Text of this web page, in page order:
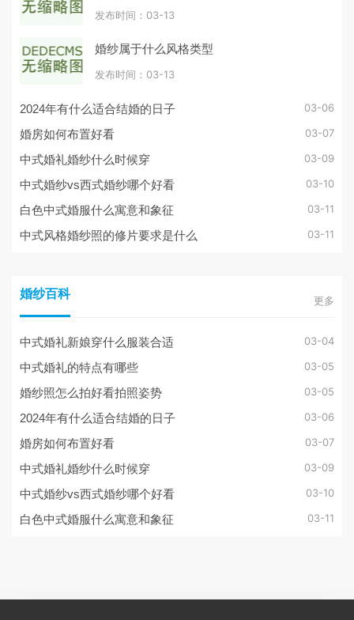
发布时间：03-13
婚纱属于什么风格类型
发布时间：03-13
2024年有什么适合结婚的日子 03-06
婚房如何布置好看 03-07
中式婚礼婚纱什么时候穿 03-09
中式婚纱vs西式婚纱哪个好看 03-10
白色中式婚服什么寓意和象征 03-11
中式风格婚纱照的修片要求是什么 03-11
婚纱百科 更多
中式婚礼新娘穿什么服装合适 03-04
中式婚礼的特点有哪些 03-05
婚纱照怎么拍好看拍照姿势 03-05
2024年有什么适合结婚的日子 03-06
婚房如何布置好看 03-07
中式婚礼婚纱什么时候穿 03-09
中式婚纱vs西式婚纱哪个好看 03-10
白色中式婚服什么寓意和象征 03-11